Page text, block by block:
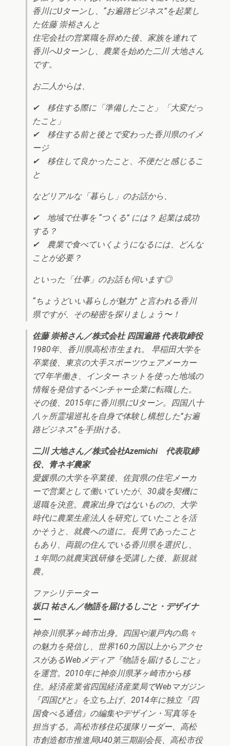
香川にUターンし、“お遍路ビジネス”を起業し
た佐藤 崇裕さんと
住宅会社の営業職を辞めた後、家族を連れて
香川へUターンし、農業を始めた二川 大地さん
です。
お二人からは、
✔︎ 移住する際に「準備したこと」「大変だっ
たこと」
✔︎ 移住する前と後とで変わった香川県のイメ
ージ
✔︎ 移住して良かったこと、不便だと感じるこ
と
などリアルな「暮らし」のお話から、
✔︎ 地域で仕事を “つくる” には？ 起業は成功
する？
✔︎ 農業で食べていくようになるには、どんな
ことが必要？
といった「仕事」のお話も伺います◎
“ちょうどいい暮らしが魅力” と言われる香川
県ですが、その秘密を探りましょう〜！
佐藤 崇裕さん／株式会社 四国遍路 代表取締役
1980年、香川県高松市生まれ。 早稲田大学を
卒業後、東京の大手スポーツウェアメーカー
で7年半働き、インター ネットを使った地域の
情報を発信するベンチャー企業に転職した。
その後、2015年に香川県にUターン。四国八十
八ヶ所霊場巡礼を自身で体験し構想した”お遍
路ビジネス”を手掛ける。
二川 大地さん／株式会社Azemichi 代表取締
役、青ネギ農家
愛媛県の大学を卒業後、佐賀県の住宅メーカ
ーで営業として働いていたが、30歳を契機に
退職を決意。農家出身ではないものの、大学
時代に農業生産法人を研究していたことを活
かそうと、就農への道に。長男であったこと
もあり、両親の住んでいる香川県を選択し、
１年間の就農実践研修を受講した後、新規就
農。
ファシリテーター
坂口 祐さん／物語を届けるしごと・デザイナ
ー
神奈川県茅ヶ崎市出身。四国や瀬戸内の島々
の魅力を発信し、世界160カ国以上からアクセ
スがあるWebメディア『物語を届けるしごと』
を運営。2010年に神奈川県茅ヶ崎市から移
住。経済産業省四国経済産業局でWebマガジン
『四国びと』を立ち上げ、2014年に独立『四
国食べる通信』の編集やデザイン・写真等を
担当する。高松市移住応援隊リーダー、高松
市創造都市推進局U40第三期副会長、高松市役